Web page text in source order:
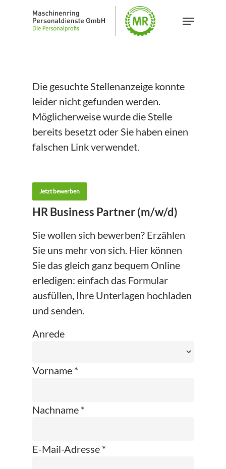
Menu
Die gesuchte Stellenanzeige konnte
leider nicht gefunden werden.
Möglicherweise wurde die Stelle
bereits besetzt oder Sie haben einen
falschen Link verwendet.
Jetzt bewerben
HR Business Partner (m/w/d)
Sie wollen sich bewerben? Erzählen
Sie uns mehr von sich. Hier können
Sie das gleich ganz bequem Online
erledigen: einfach das Formular
ausfüllen, Ihre Unterlagen hochladen
und senden.
Anrede
Vorname *
Nachname *
E-Mail-Adresse *